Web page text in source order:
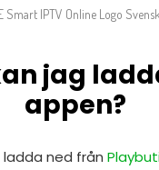
jag
appen?
ned från